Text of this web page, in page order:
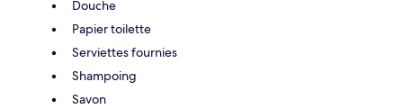
Douche
Papier toilette
Serviettes fournies
Shampoing
Savon